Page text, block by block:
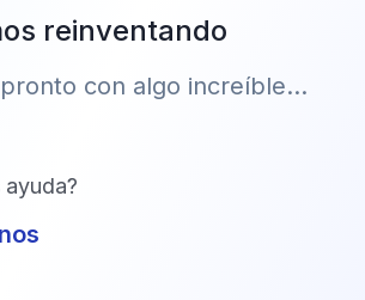
reinventando
con algo increíble...